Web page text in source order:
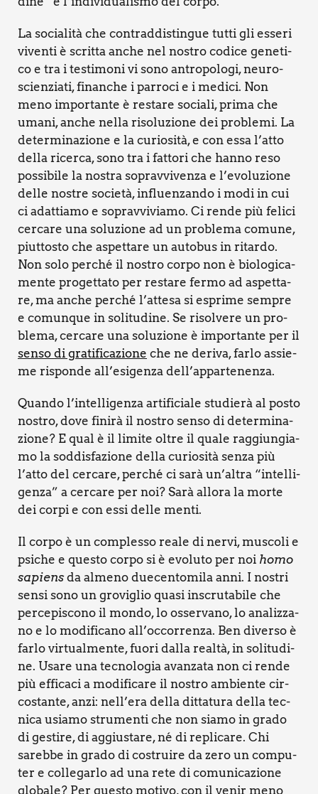
La socia­li­tà che con­trad­di­stin­gue tut­ti gli esse­ri
viven­ti è scrit­ta anche nel nostro codi­ce gene­ti­
co e tra i testi­mo­ni vi sono antro­po­lo­gi, neu­ro­
scien­zia­ti, finan­che i par­ro­ci e i medi­ci. Non
meno impor­tan­te è resta­re socia­li, pri­ma che
uma­ni, anche nel­la riso­lu­zio­ne dei pro­ble­mi. La
deter­mi­na­zio­ne e la curio­si­tà, e con essa l’at­to
del­la ricer­ca, sono tra i fat­to­ri che han­no reso
pos­si­bi­le la nostra soprav­vi­ven­za e l’e­vo­lu­zio­ne
del­le nostre socie­tà, influen­zan­do i modi in cui
ci adat­tia­mo e soprav­vi­via­mo. Ci ren­de più feli­ci
cer­ca­re una solu­zio­ne ad un pro­ble­ma comu­ne,
piut­to­sto che aspet­ta­re un auto­bus in ritar­do.
Non solo per­ché il nostro cor­po non è bio­lo­gi­ca­
men­te pro­get­ta­to per resta­re fer­mo ad aspet­ta­
re, ma anche per­ché l’attesa si espri­me sem­pre
e comun­que in soli­tu­di­ne. Se risol­ve­re un pro­
ble­ma, cer­ca­re una solu­zio­ne è impor­tan­te per il
sen­so di gra­ti­fi­ca­zio­ne che ne deri­va, far­lo assie­
me rispon­de all’esigenza dell’appartenenza.
Quan­do l’in­tel­li­gen­za arti­fi­cia­le stu­die­rà al posto
nostro, dove fini­rà il nostro sen­so di deter­mi­na­
zio­ne? E qual è il limi­te oltre il qua­le rag­giun­gia­
mo la sod­di­sfa­zio­ne del­la curio­si­tà sen­za più
l’at­to del cer­ca­re, per­ché ci sarà un’al­tra “intel­li­
gen­za” a cer­ca­re per noi? Sarà allo­ra la mor­te
dei cor­pi e con essi del­le men­ti.
Il cor­po è un com­ples­so rea­le di ner­vi, musco­li e
psi­che e que­sto cor­po si è evo­lu­to per noi homo
sapiensda alme­no due­cen­to­mi­la anni. I nostri
sen­si sono un gro­vi­glio qua­si inscru­ta­bi­le che
per­ce­pi­sco­no il mon­do, lo osser­va­no, lo ana­liz­za­
no e lo modi­fi­ca­no all’oc­cor­ren­za. Ben diver­so è
far­lo vir­tual­men­te, fuo­ri dal­la real­tà, in soli­tu­di­
ne. Usa­re una tec­no­lo­gia avan­za­ta non ci ren­de
più effi­ca­ci a modi­fi­ca­re il nostro ambien­te cir­
co­stan­te, anzi: nell’era del­la dit­ta­tu­ra del­la tec­
ni­ca usia­mo stru­men­ti che non sia­mo in gra­do
di gesti­re, di aggiu­sta­re, né di repli­ca­re. Chi
sareb­be in gra­do di costrui­re da zero un com­pu­
ter e col­le­gar­lo ad una rete di comu­ni­ca­zio­ne
glo­ba­le? Per que­sto moti­vo, con il venir meno